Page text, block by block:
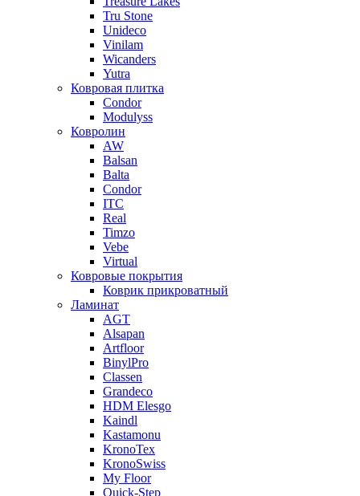
Tru Stone
Unideco
Vinilam
Wicanders
Yutra
Ковровая плитка
Condor
Modulyss
Ковролин
AW
Balsan
Balta
Condor
ITC
Real
Timzo
Vebe
Virtual
Ковровые покрытия
Коврик прикроватный
Ламинат
AGT
Alsapan
Artfloor
BinylPro
Classen
Grandeco
HDM Elesgo
Kaindl
Kastamonu
KronoTex
KronoSwiss
My Floor
Quick-Step